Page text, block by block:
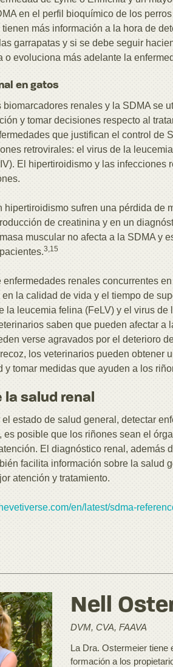
en el perfil bioquímico de los
más información a la hora de
garrapatas y si se debe seguir
o evoluciona más adelante la
en gatos
biomarcadores renales y la SDMA se
y tomar decisiones respecto al
que justifican el control de
retrovirales: el virus de la
El hipertiroidismo y las infecciones
hipertiroidismo sufren una pérdida de
de creatinina y en un
muscular no afecta a la SDMA y
3,15
renales concurrentes
la calidad de vida y el tiempo de
la leucemia felina (FeLV) y el virus
saben que pueden afectar a
verse agravados por el deterioro
los veterinarios pueden obtener
y tomar medidas que ayuden a los
la salud renal
estado de salud general, detectar
es posible que los riñones sean el
El diagnóstico renal, además
facilita información sobre la salud
atención y tratamiento.
en/latest/sdma-
Nell
DVM, CVA, FAAVA
La Dra. Ostermeier tiene
formación a los